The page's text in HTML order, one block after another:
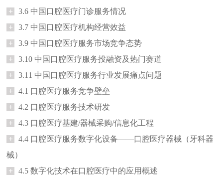
+
3.6 中国口腔医疗门诊服务情况
+
3.7 中国口腔医疗机构经营效益
+
3.9 中国口腔医疗服务市场竞争态势
+
3.10 中国口腔医疗服务投融资及热门赛道
+
3.11 中国口腔医疗服务行业发展痛点问题
+
4.1 口腔医疗服务竞争壁垒
+
4.2 口腔医疗服务技术研发
+
4.3 口腔医疗基建/器械采购/信息化工程
+
4.4 口腔医疗服务数字化设备——口腔医疗器械（牙科器
械）
+
4.5 数字化技术在口腔医疗中的应用概述